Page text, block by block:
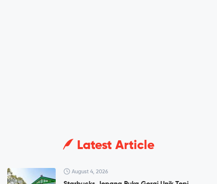
Latest Article
August 4, 2026